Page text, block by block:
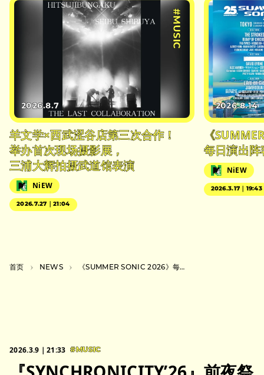
#MUSIC
2026.8.7
羊文学×西武涩谷店第三次合作！
举办首次现场摄影展，
三浦大辉拍摄武道馆表演
NiEW
2026.7.27｜21:04
2026.8.14
《
每日演出阵
NiEW
2026.3.17｜19:43
首页 NEWS 《SUMMER SONIC 2026》每日演出阵容公布
2026.3.9｜21:33 #MUSIC